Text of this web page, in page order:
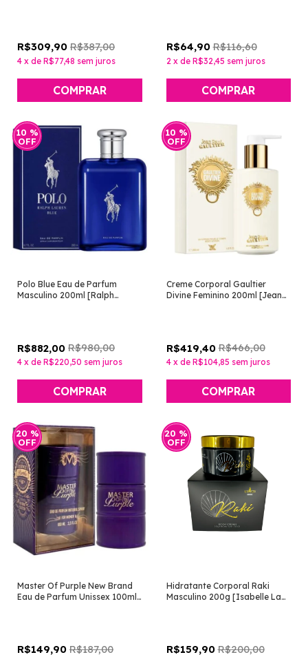
R$309,90 R$387,00
4 x de R$77,48 sem juros
R$64,90 R$116,60
2 x de R$32,45 sem juros
COMPRAR
10 %
OFF
Polo Blue Eau de Parfum
Masculino 200ml [Ralph
R$882,00 R$980,00
4 x de R$220,50 sem juros
10 %
OFF
Creme Corporal Gaultier
Divine Feminino 200ml [Jean
R$419,40 R$466,00
4 x de R$104,85 sem juros
20 %
OFF
Master Of Purple New Brand
Eau de Parfum Unissex 100ml
R$149,90 R$187,00
20 %
OFF
Hidratante Corporal Raki
Masculino 200g [Isabelle La
R$159,90 R$200,00